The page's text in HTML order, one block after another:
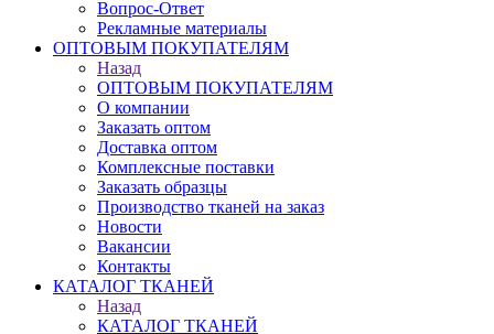
Вопрос-Ответ
Рекламные материалы
ОПТОВЫМ ПОКУПАТЕЛЯМ
Назад
ОПТОВЫМ ПОКУПАТЕЛЯМ
О компании
Заказать оптом
Доставка оптом
Комплексные поставки
Заказать образцы
Производство тканей на заказ
Новости
Вакансии
Контакты
КАТАЛОГ ТКАНЕЙ
Назад
КАТАЛОГ ТКАНЕЙ